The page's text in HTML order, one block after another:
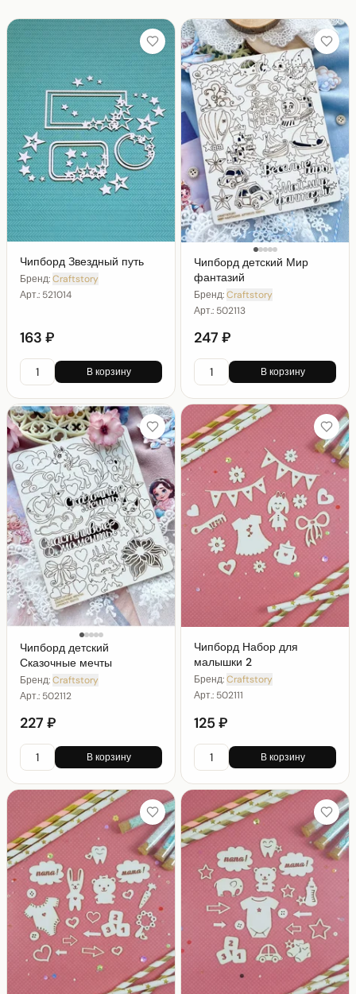
Чипборд Звездный путь
Бренд:Craftstory
Арт.: 521014
163 ₽
В корзину
Чипборд детский Мир
фантазий
Бренд:Craftstory
Арт.: 502113
247 ₽
В корзину
Чипборд детский
Сказочные мечты
Бренд:Craftstory
Арт.: 502112
227 ₽
В корзину
Чипборд Набор для
малышки 2
Бренд:Craftstory
Арт.: 502111
125 ₽
В корзину